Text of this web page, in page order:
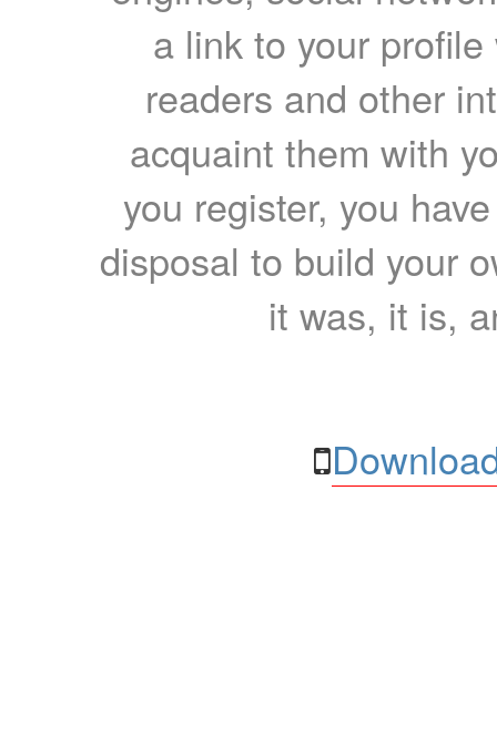
a link to your
readers and other
acquaint them with
you register, you
disposal to build your
it was, it is,